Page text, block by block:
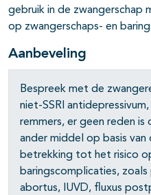
gebruik in de
op zwangerschaps- en
Aanbeveling
Bespreek met de
niet-SSRI
remmers, er geen reden is
ander middel op basis
betrekking tot het risico
baringscomplicaties,
abortus, IUVD, fluxus